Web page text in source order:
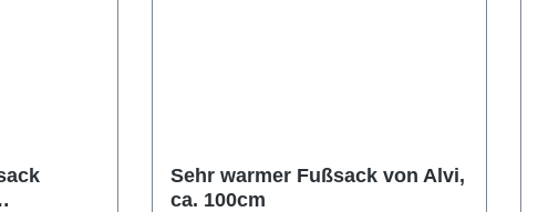
Sehr warmer Fußsack von Alvi,
ca. 100cm